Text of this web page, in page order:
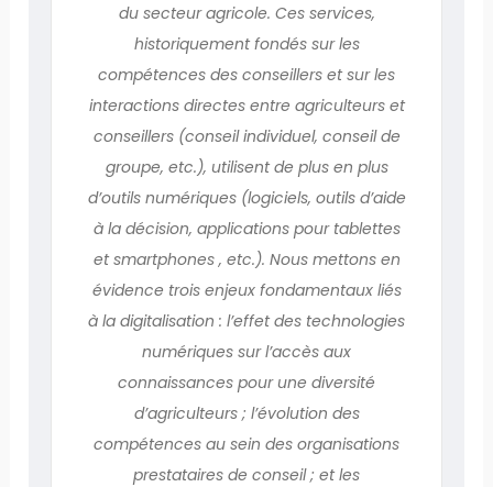
du secteur agricole. Ces services,
historiquement fondés sur les
compétences des conseillers et sur les
interactions directes entre agriculteurs et
conseillers (conseil individuel, conseil de
groupe, etc.), utilisent de plus en plus
d’outils numériques (logiciels, outils d’aide
à la décision, applications pour tablettes
et smartphones , etc.). Nous mettons en
évidence trois enjeux fondamentaux liés
à la digitalisation : l’effet des technologies
numériques sur l’accès aux
connaissances pour une diversité
d’agriculteurs ; l’évolution des
compétences au sein des organisations
prestataires de conseil ; et les